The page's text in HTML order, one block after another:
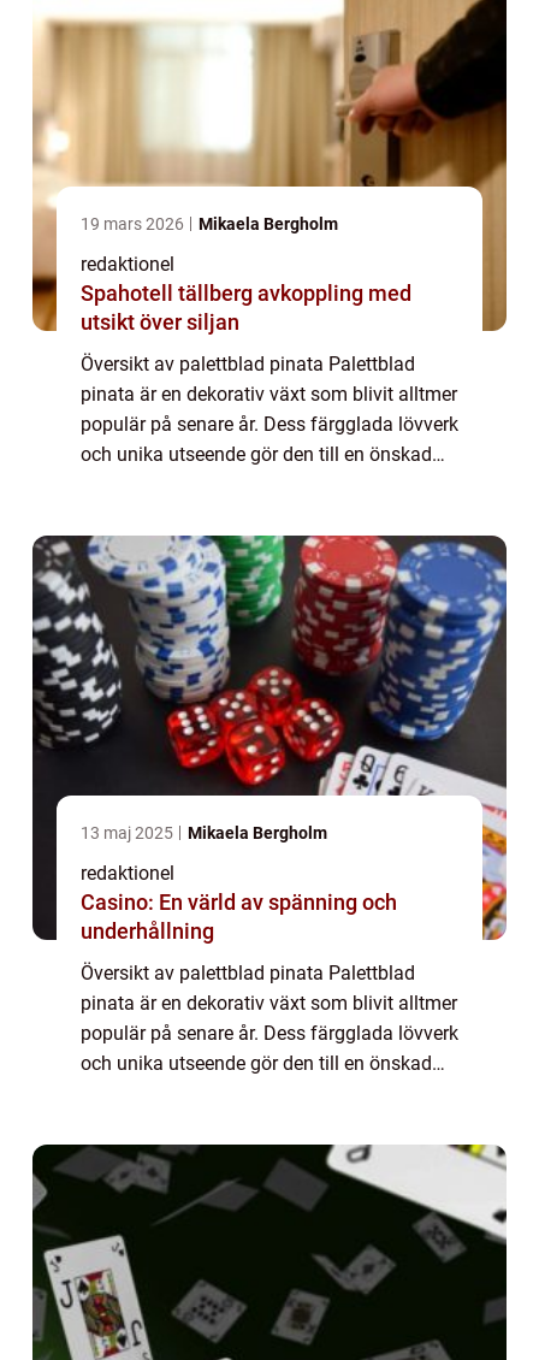
19 mars 2026 Mikaela Bergholm
redaktionel
Spahotell tällberg avkoppling med
utsikt över siljan
Översikt av palettblad pinata Palettblad
pinata är en dekorativ växt som blivit alltmer
populär på senare år. Dess färgglada lövverk
och unika utseende gör den till en önskad
13 maj 2025 Mikaela Bergholm
redaktionel
Casino: En värld av spänning och
underhållning
Översikt av palettblad pinata Palettblad
pinata är en dekorativ växt som blivit alltmer
populär på senare år. Dess färgglada lövverk
och unika utseende gör den till en önskad